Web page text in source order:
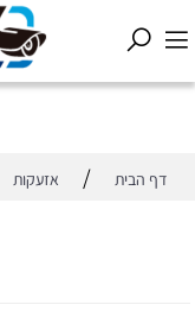
דף הבית / אזעקות